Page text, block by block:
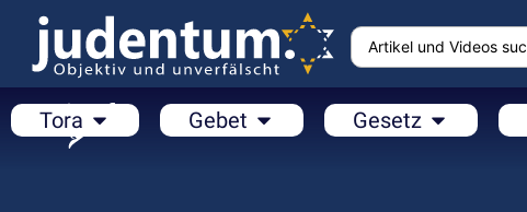
Tora Gebet Gesetz